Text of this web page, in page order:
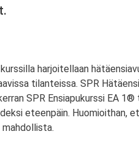
kurssilla harjoitellaan
tilanteissa. SPR
SPR Ensiapukurssi EA 1®
eteenpäin.